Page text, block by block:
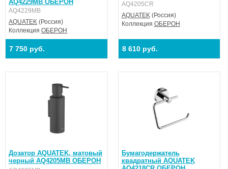
AQ4229MB ОБЕРОН
AQ4229MB
AQUATEK (Россия)
Коллекция ОБЕРОН
7 750 руб.
AQ4205CR
AQUATEK(Россия)
Коллекция ОБЕРОН
8 610 руб.
Дозатор AQUATEK, матовый
черный AQ4205MB ОБЕРОН
Бумагодержатель
квадратный AQUATEK